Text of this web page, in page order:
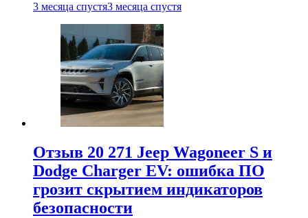
3 месяца спустя3 месяца спустя
Отзыв 20 271 Jeep Wagoneer S и
Dodge Charger EV: ошибка ПО
грозит скрытием индикаторов
безопасности